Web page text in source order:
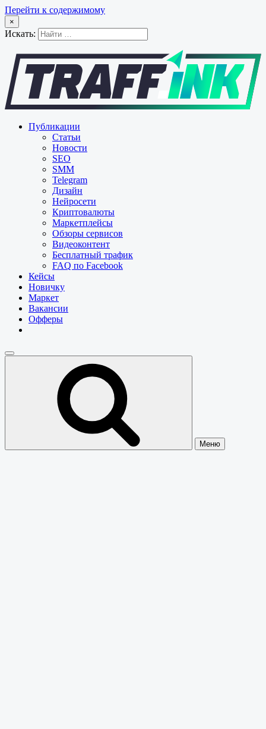
Перейти к содержимому
×
Искать:
Публикации
Статьи
Новости
SEO
SMM
Telegram
Дизайн
Нейросети
Криптовалюты
Маркетплейсы
Обзоры сервисов
Видеоконтент
Бесплатный трафик
FAQ по Facebook
Кейсы
Новичку
Маркет
Вакансии
Офферы
Меню